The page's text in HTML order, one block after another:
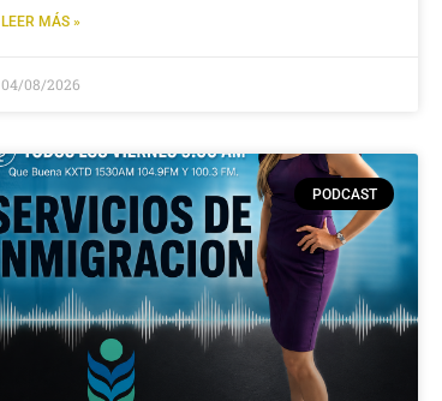
LEER MÁS »
04/08/2026
PODCAST